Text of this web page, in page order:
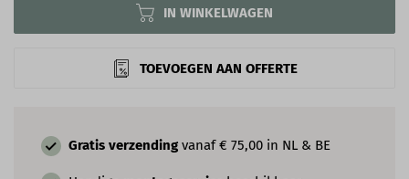
Gratis verzending vanaf € 75,00 in NL & BE
IN WINKELWAGEN
TOEVOEGEN AAN OFFERTE